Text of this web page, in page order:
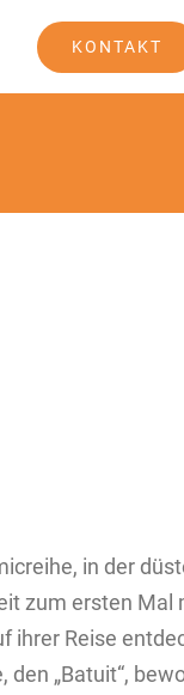
KONTAKT
in der
zum ersten Mal
ihrer Reise
den „Batuit“,